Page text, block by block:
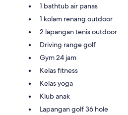
1 bathtub air panas
1 kolam renang outdoor
2 lapangan tenis outdoor
Driving range golf
Gym 24 jam
Kelas fitness
Kelas yoga
Klub anak
Lapangan golf 36 hole